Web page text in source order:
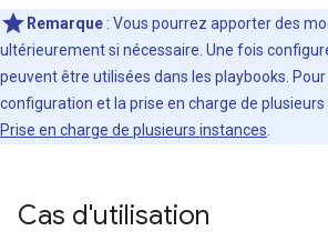
Remarque : Vous pourrez apporter des
ultérieurement si nécessaire. Une fois
peuvent être utilisées dans les playbooks.
configuration et la prise en charge de
Prise en charge de plusieurs instances
Cas d'utilisation